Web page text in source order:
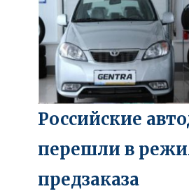
Российские
перешли в
предзаказа